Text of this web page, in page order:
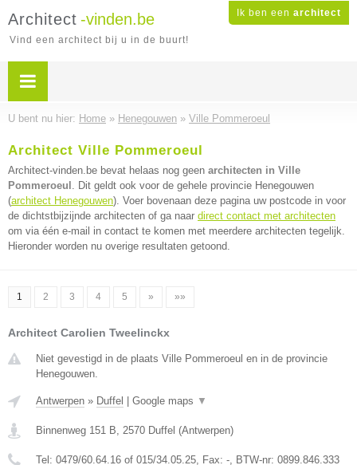
Ik ben een architect
Architect -vinden.be
Vind een architect bij u in de buurt!
U bent nu hier: Home » Henegouwen » Ville Pommeroeul
Architect Ville Pommeroeul
Architect-vinden.be bevat helaas nog geen architecten in Ville
Pommeroeul . Dit geldt ook voor de gehele provincie Henegouwen
(architect Henegouwen). Voer bovenaan deze pagina uw postcode in voor
de dichtstbijzijnde architecten of ga naar direct contact met architecten
om via één e-mail in contact te komen met meerdere architecten tegelijk.
Hieronder worden nu overige resultaten getoond.
1 2 3 4 5 » »»
Architect Carolien Tweelinckx
Niet gevestigd in de plaats Ville Pommeroeul en in de provincie
Henegouwen.
Antwerpen » Duffel Google maps ▼
Binnenweg 151 B, 2570 Duffel (Antwerpen)
Tel: 0479/60.64.16 of 015/34.05.25, Fax: -, BTW-nr: 0899.846.333